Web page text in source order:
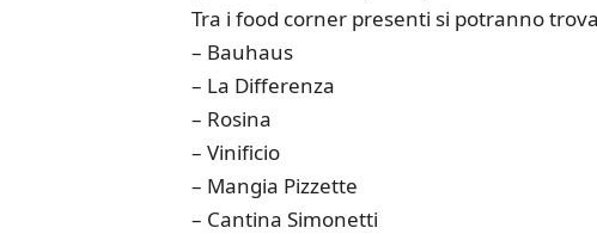
Tra i food corner presenti si potranno
– Bauhaus
– La Differenza
– Rosina
– Vinificio
– Mangia Pizzette
– Cantina Simonetti